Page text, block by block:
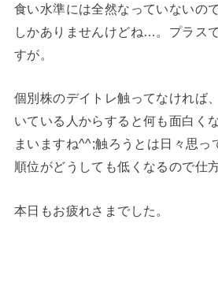
食い水準には全然なっていないの
しかありませんけどね…。プラス
すが。
個別株のデイトレ触ってなければ
いている人からすると何も面白く
まいますね^^;触ろうとは日々思っ
順位がどうしても低くなるので仕
本日もお疲れさまでした。